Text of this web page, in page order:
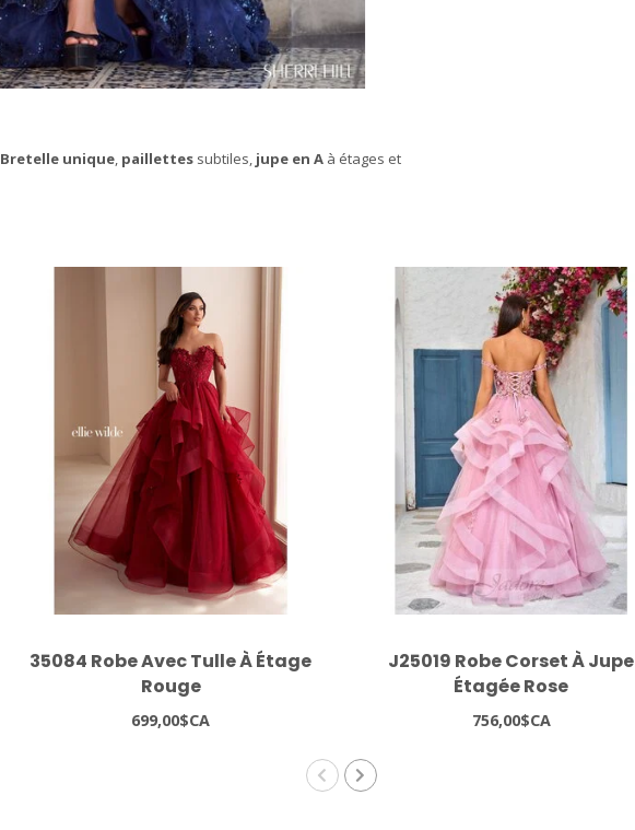
Bretelle unique, paillettes subtiles, jupe en A à étages et
35084 Robe Avec Tulle À Étage
Rouge
699,00$CA
J25019 Robe Corset À Jupe
Étagée Rose
756,00$CA